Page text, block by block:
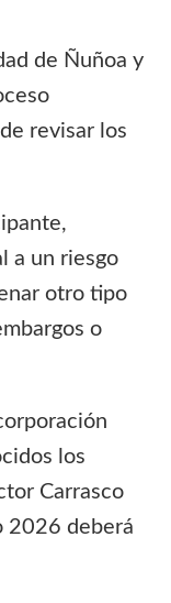
de Ñuñoa y
revisar los
a un riesgo
otro tipo
o
los
Carrasco
2026 deberá